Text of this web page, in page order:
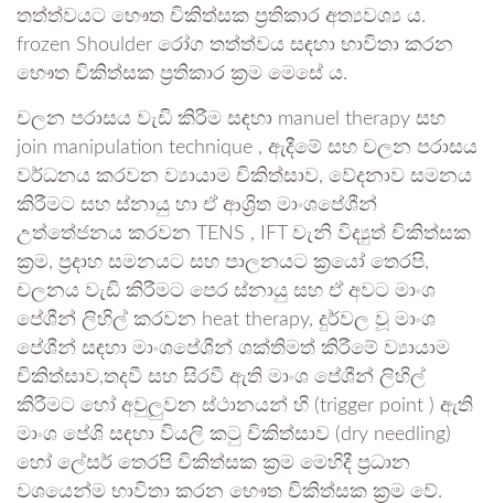
තත්ත්වයට භෞත චිකිත්සක ප්‍රතිකාර අත්‍යවශ්‍ය ය.
frozen Shoulder රෝග තත්ත්වය සඳහා භාවිතා කරන
භෞත චිකිත්සක ප්‍රතිකාර ක්‍රම මෙසේ ය.
චලන පරාසය වැඩි කිරීම සඳහා manuel therapy සහ
join manipulation technique , ඇදීමේ සහ චලන පරාසය
වර්ධනය කරවන ව්‍යායාම චිකිත්සාව, වේදනාව සමනය
කිරීමට සහ ස්නායු හා ඒ ආශ්‍රිත මාංශපේශීන්
උත්තේජනය කරවන TENS , IFT වැනි විද්‍යුත් චිකිත්සක
ක්‍රම, ප්‍රදාහ සමනයට සහ පාලනයට ක්‍රයෝ තෙරපි,
චලනය වැඩි කිරීමට පෙර ස්නායු සහ ඒ අවට මාංශ
පේශීන් ලිහිල් කරවන heat therapy, දුර්වල වූ මාංශ
පේශීන් සඳහා මාංශපේශීන් ශක්තිමත් කිරීමේ ව්‍යායාම
චිකිත්සාව,තදවී සහ සිරවී ඇති මාංශ පේශීන් ලිහිල්
කිරීමට හෝ අවුලුවන ස්ථානයන් හි (trigger point ) ඇති
මාංශ පේශි සඳහා වියලි කටු චිකිත්සාව (dry needling)
හෝ ලේසර් තෙරපි චිකිත්සක ක්‍රම මෙහිදී ප්‍රධාන
වශයෙන්ම භාවිතා කරන භෞත චිකිත්සක ක්‍රම වේ.